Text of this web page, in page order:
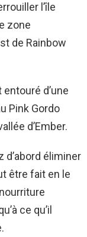
l’île
zone
de Rainbow
d’une
Pink Gordo
d’Ember.
d’abord éliminer
être fait en le
ce qu’il